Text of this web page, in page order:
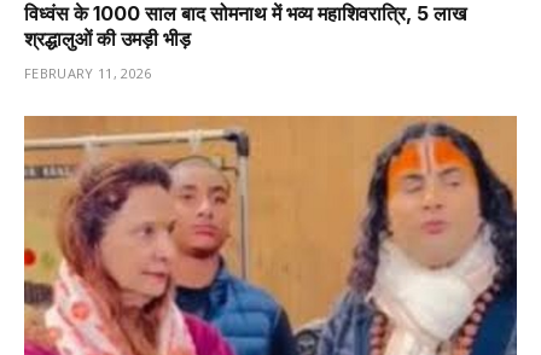
विध्वंस के 1000 साल बाद सोमनाथ में भव्य महाशिवरात्रि, 5 लाख
श्रद्धालुओं की उमड़ी भीड़
FEBRUARY 11, 2026